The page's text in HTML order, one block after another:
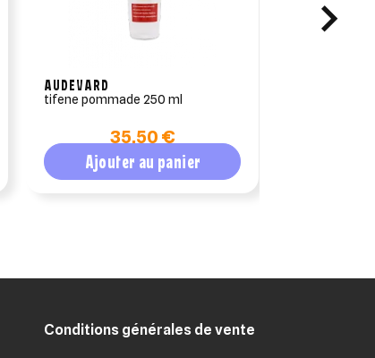
AUDEVARD
tifene pommade 250 ml
35,50 €
Ajouter au panier
Conditions générales de vente